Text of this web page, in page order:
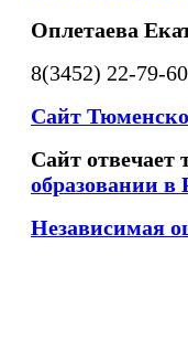
Оплетаева
8(3452) 22-79-60
Сайт
Сайт отвечает
образовании в
Независимая